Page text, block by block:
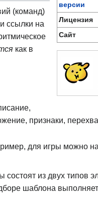
версии
Лицензия
Сайт
(команд)
и ссылки на
как в
признаки,
для игры можно
из двух типов
шаблона